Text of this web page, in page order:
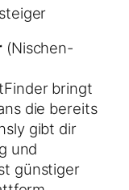
(Nischen-
bringt
die bereits
gibt dir
und
günstiger